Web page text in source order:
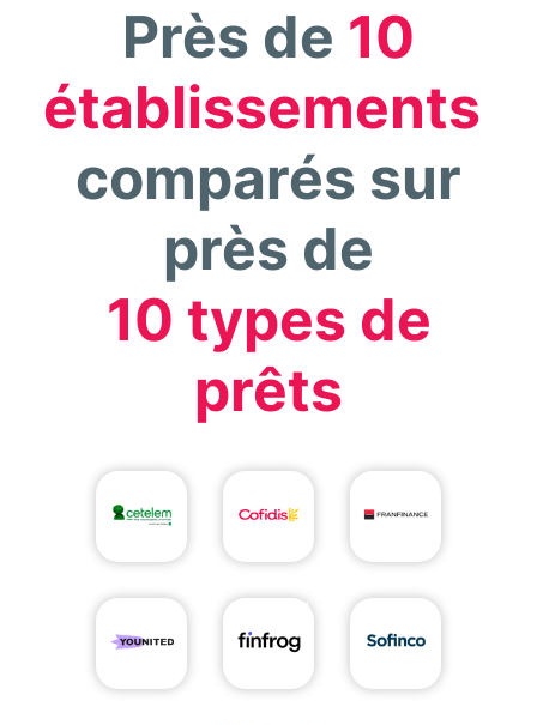
Près de 10
établissements
comparés sur
près de
10 types de
prêts